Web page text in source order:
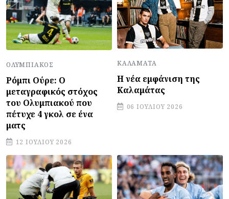
ΟΛΥΜΠΙΑΚΌΣ
Ρόμπι Ούρε: Ο
μεταγραφικός στόχος
του Ολυμπιακού που
πέτυχε 4 γκολ σε ένα
ματς
12 ΙΟΥΛΊΟΥ 2026
ΚΑΛΑΜΆΤΑ
Η νέα εμφάνιση της
Καλαμάτας
06 ΙΟΥΛΊΟΥ 2026